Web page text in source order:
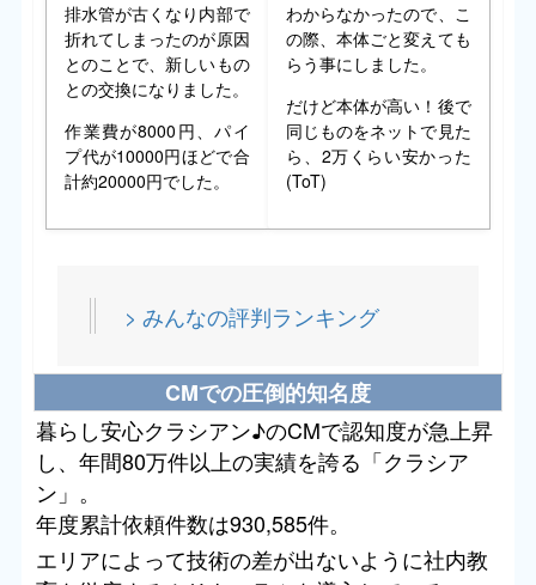
排水管が古くなり内部で
折れてしまったのが原因
とのことで、新しいもの
との交換になりました。
作業費が8000円、パイ
プ代が10000円ほどで合
計約20000円でした。
わからなかったので、こ
の際、本体ごと変えても
らう事にしました。
だけど本体が高い！後で
同じものをネットで見た
ら、2万くらい安かった
(ToT)
> みんなの評判ランキング
CMでの圧倒的知名度
暮らし安心クラシアン♪のCMで認知度が急上昇
し、年間80万件以上の実績を誇る「クラシア
ン」。
年度累計依頼件数は930,585件。
エリアによって技術の差が出ないように社内教